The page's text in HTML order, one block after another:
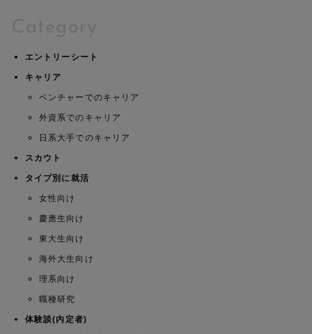
エントリーシート
キャリア
ベンチャーでのキャリア
外資系でのキャリア
日系大手でのキャリア
スカウト
タイプ別に就活
女性向け
慶應生向け
東大生向け
海外大生向け
理系向け
職種研究
体験談(内定者)